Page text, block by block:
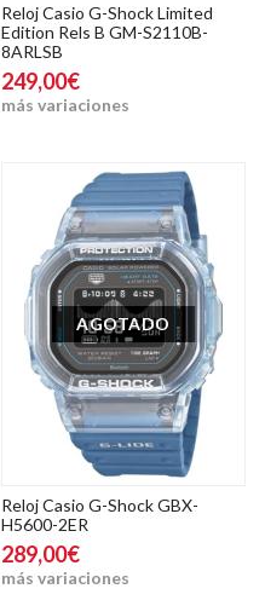
Reloj Casio G-Shock Limited
Edition Rels B GM-S2110B-
8ARLSB
249,00€
más variaciones
AGOTADO
Reloj Casio G-Shock GBX-
H5600-2ER
289,00€
más variaciones